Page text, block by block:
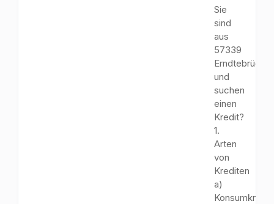
Sie
sind
aus
57339
Erndtebrück
und
suchen
einen
Kredit?
1.
Arten
von
Krediten
a)